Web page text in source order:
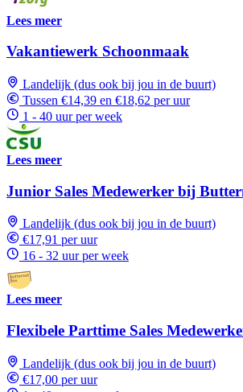
Lees meer
Vakantiewerk Schoonmaak
Landelijk (dus ook bij jou in de buurt)
Tussen €14,39 en €18,62 per uur
1 - 40 uur per week
Lees meer
Junior Sales Medewerker bij
Landelijk (dus ook bij jou in de buurt)
€17,91 per uur
16 - 32 uur per week
Lees meer
Flexibele Parttime Sales
Landelijk (dus ook bij jou in de buurt)
€17,00 per uur